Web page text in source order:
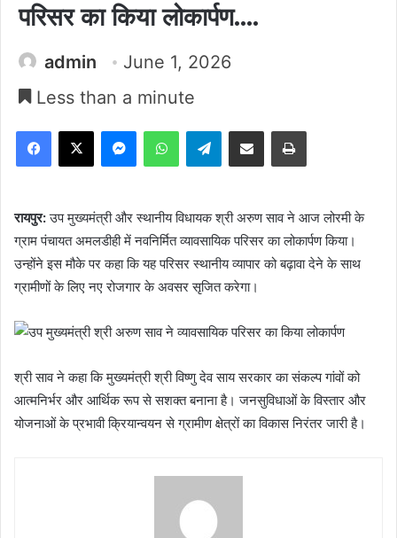
परिसर का किया लोकार्पण….
admin
June 1, 2026
Less than a minute
Facebook
X MessengerWhatsAppTelegramShare via Email Print
रायपुर:उप मुख्यमंत्री और स्थानीय विधायक श्री अरुण साव ने आज लोरमी के
ग्राम पंचायत अमलडीही में नवनिर्मित व्यावसायिक परिसर का लोकार्पण किया।
उन्होंने इस मौके पर कहा कि यह परिसर स्थानीय व्यापार को बढ़ावा देने के साथ
ग्रामीणों के लिए नए रोजगार के अवसर सृजित करेगा।
श्री साव ने कहा कि मुख्यमंत्री श्री विष्णु देव साय सरकार का संकल्प गांवों को
आत्मनिर्भर और आर्थिक रूप से सशक्त बनाना है। जनसुविधाओं के विस्तार और
योजनाओं के प्रभावी क्रियान्वयन से ग्रामीण क्षेत्रों का विकास निरंतर जारी है।